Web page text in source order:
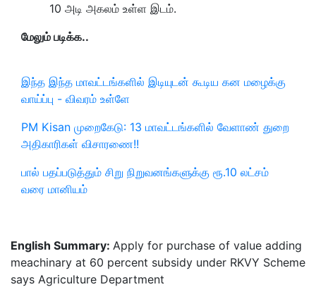
10 அடி அகலம் உள்ள இடம்.
மேலும் படிக்க..
இந்த இந்த மாவட்டங்களில் இடியுடன் கூடிய கன மழைக்கு
வாய்ப்பு - விவரம் உள்ளே
PM Kisan முறைகேடு: 13 மாவட்டங்களில் வேளாண் துறை
அதிகாரிகள் விசாரணை!!
பால் பதப்படுத்தும் சிறு நிறுவனங்களுக்கு ரூ.10 லட்சம்
வரை மானியம்
English Summary: Apply for purchase of value adding
meachinary at 60 percent subsidy under RKVY Scheme
says Agriculture Department